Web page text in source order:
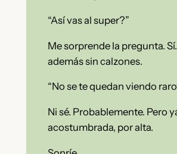
“Así vas al super?”
Me sorprende la pregunta.
además sin calzones.
“No se te quedan viendo
Ni sé. Probablemente. Pero
acostumbrada, por alta.